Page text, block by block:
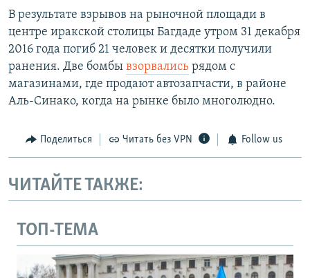
В результате взрывов на рыночной площади в
центре иракской столицы Багдаде утром 31 декабря
2016 года погиб 21 человек и десятки получили
ранения. Две бомбы взорвались рядом с
магазинами, где продают автозапчасти, в районе
Аль-Синако, когда на рынке было многолюдно.
Поделиться Читать без VPN Follow us
ЧИТАЙТЕ ТАКЖЕ:
ТОП-ТЕМА